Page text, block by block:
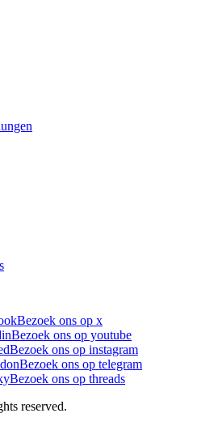
Bezoek ons op x
Bezoek ons op youtube
Bezoek ons op instagram
Bezoek ons op telegram
Bezoek ons op threads
reserved.